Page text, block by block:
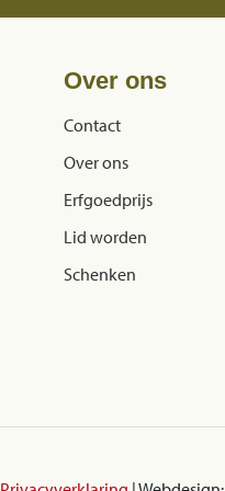
Over ons
Contact
Over ons
Erfgoedprijs
Lid worden
Schenken